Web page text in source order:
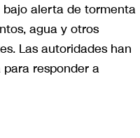
bajo alerta de tormenta
agua y otros
Las autoridades han
responder a